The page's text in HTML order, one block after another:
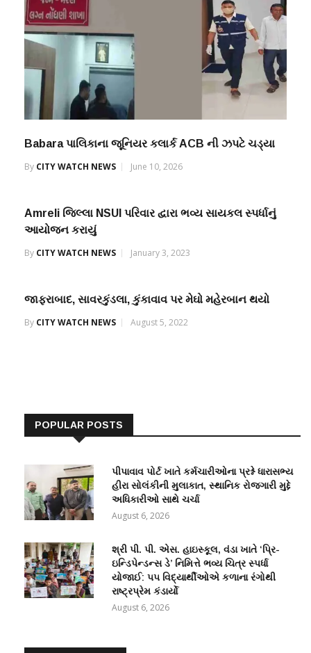
Babara પાલિકાના જૂનિયર કલાર્ક ACB ની ઝપટે ચડ્યા
By CITY WATCH NEWS June 10, 2026
Amreli જિલ્લા NSUI પરિવાર દ્વારા ભવ્ય સાયકલ સ્પર્ધાનું
આયોજન કરાયું
By CITY WATCH NEWS January 3, 2023
જાફરાબાદ, સાવરકુંડલા, કુંકાવાવ પર મેઘો મહેરબાન થયો
By CITY WATCH NEWS August 5, 2022
POPULAR POSTS
પીપાવાવ પોર્ટ ખાતે કર્મચારીઓના પ્રશ્ને ધારાસભ્ય
હીરા સોલંકીની મુલાકાત, સ્થાનિક રોજગારી મુદ્દે
અધિકારીઓ સાથે ચર્ચા
August 6, 2026
શ્રી પી. પી. એસ. હાઇસ્કૂલ, વંડા ખાતે ‘પ્રિ-
ઇન્ડિપેન્ડન્સ ડે’ નિમિત્તે ભવ્ય ચિત્ર સ્પર્ધા
યોજાઈ: ૫૫ વિદ્યાર્થીઓએ કળાના રંગોથી
રાષ્ટ્રપ્રેમ કંડાર્યો
August 6, 2026